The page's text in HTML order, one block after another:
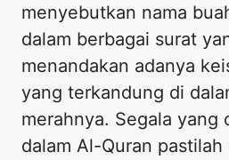
menyebutkan nama
dalam berbagai surat
menandakan adanya
yang terkandung di
merahnya. Segala yang
dalam Al-Quran